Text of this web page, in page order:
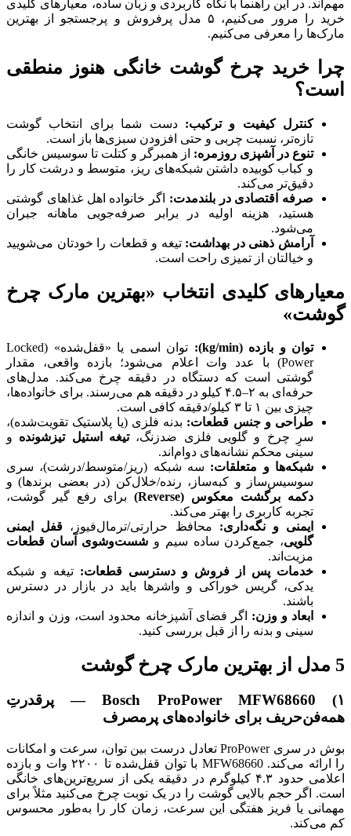
مهم‌اند. در این راهنما با نگاه کاربردی و زبان ساده، معیارهای کلیدی
خرید را مرور می‌کنیم، ۵ مدل پرفروش و پرجستجو از بهترین
مارک‌ها را معرفی می‌کنیم.
چرا خرید چرخ گوشت خانگی هنوز منطقی
است؟
کنترل کیفیت و ترکیب: دست شما برای انتخاب گوشت
تازه‌تر، نسبت چربی و حتی افزودن سبزی‌ها باز است.
تنوع در آشپزی روزمره: از همبرگر و کتلت تا سوسیس خانگی
و کباب کوبیده داشتن شبکه‌های ریز، متوسط و درشت کار را
دقیق‌تر می‌کند.
صرفه اقتصادی در بلندمدت: اگر خانواده‌ اهل غذاهای گوشتی
هستید، هزینه اولیه در برابر صرفه‌جویی ماهانه جبران
می‌شود.
آرامش ذهنی در بهداشت: تیغه و قطعات را خودتان می‌شویید
و خیالتان از تمیزی راحت است.
معیارهای کلیدی انتخاب «بهترین مارک چرخ
گوشت»
توان و بازده (kg/min):
توان اسمی یا «قفل‌شده» (Locked
Power) با عدد وات اعلام می‌شود؛ بازده واقعی، مقدار
گوشتی است که دستگاه در دقیقه چرخ می‌کند. مدل‌های
حرفه‌ای به ۲–۴.۵ کیلو در دقیقه هم می‌رسند. برای خانواده‌ها،
چیزی بین ۱ تا ۳ کیلو/دقیقه کافی است.
طراحی و جنس قطعات: بدنه فلزی (یا پلاستیک تقویت‌شده)،
سرِ چرخ و گلویی فلزی ضدزنگ،تیغه استیل تیزشونده و
سینی محکم نشانه‌های دوام‌اند.
شبکه‌ها و متعلقات: سه شبکه (ریز/متوسط/درشت)، سری
سوسیس‌ساز و کبه‌ساز، رنده/خلال‌کن (در بعضی برندها) و
دکمه برگشت معکوس (Reverse)
برای رفع گیر گوشت،
تجربه کاربری را بهتر می‌کند.
ایمنی و نگه‌داری: محافظ حرارتی/ترمال‌فیوز، قفل ایمنی
گلویی، جمع‌کردن ساده سیم و شست‌وشوی آسان قطعات
مزیت‌اند.
خدمات پس از فروش و دسترسی قطعات: تیغه و شبکه
یدکی، گریس خوراکی و واشرها باید در بازار در دسترس
باشند.
ابعاد و وزن: اگر فضای آشپزخانه محدود است، وزن و اندازه
سینی و بدنه را از قبل بررسی کنید.
5 مدل از بهترین مارک چرخ گوشت
۱) Bosch ProPower MFW68660 — پرقدرتِ
همه‌فن‌حریف برای خانواده‌های پرمصرف
بوش در سری ProPower تعادل درست بین توان، سرعت و امکانات
را ارائه می‌کند. MFW68660 با توان قفل‌شده تا ۲۲۰۰ وات و بازده
اعلامی حدود ۴.۳ کیلوگرم در دقیقه یکی از سریع‌ترین‌های خانگی
است. اگر حجم بالایی گوشت را در یک نوبت چرخ می‌کنید مثلاً برای
مهمانی یا فریز هفتگی این سرعت، زمان کار را به‌طور محسوس
کم می‌کند.